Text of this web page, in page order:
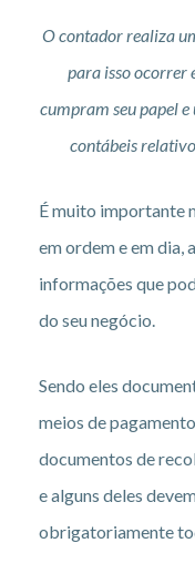
O contador realiza
para isso ocorrer
cumpram seu papel
contábeis
É muito importante
em ordem e em dia,
informações que
do seu negócio.
Sendo eles
meios de
documentos de
e alguns deles
obrigatoriamente